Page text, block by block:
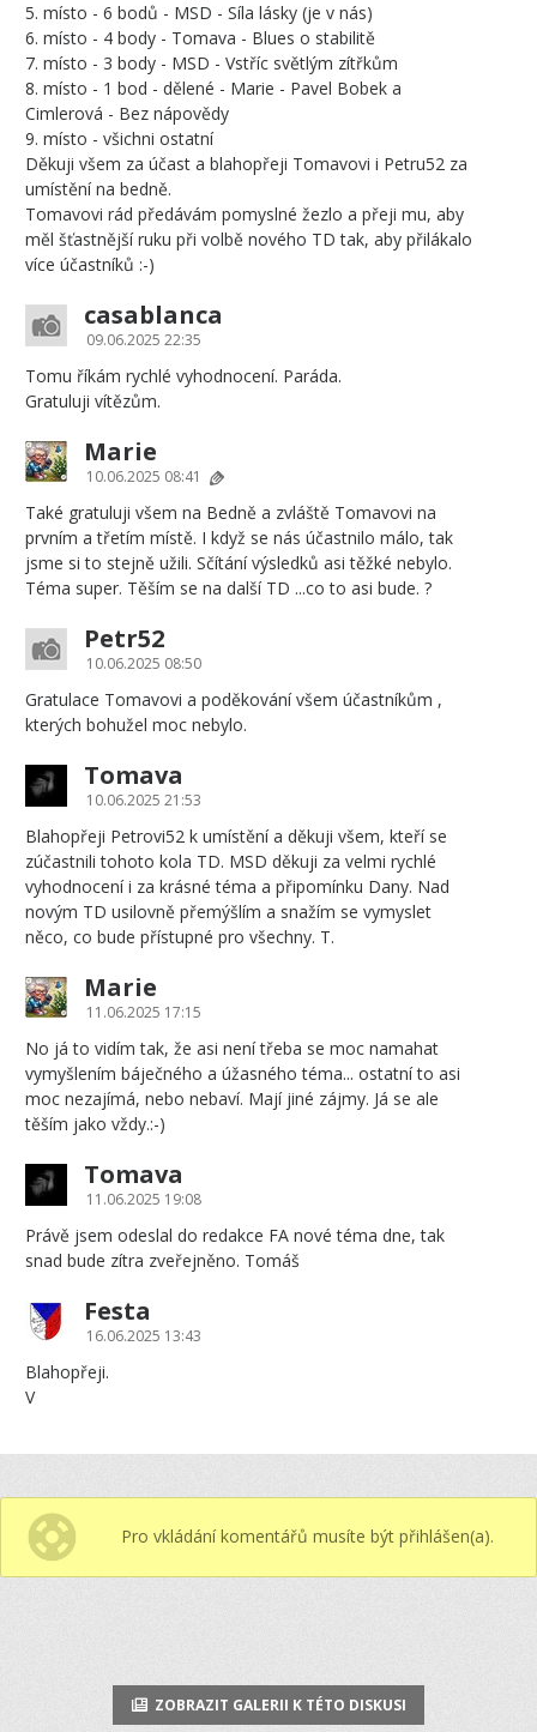
5. místo - 6 bodů - MSD - Síla lásky (je v nás)
6. místo - 4 body - Tomava - Blues o stabilitě
7. místo - 3 body - MSD - Vstříc světlým zítřkům
8. místo - 1 bod - dělené - Marie - Pavel Bobek a
Cimlerová - Bez nápovědy
9. místo - všichni ostatní
Děkuji všem za účast a blahopřeji Tomavovi i Petru52 za
umístění na bedně.
Tomavovi rád předávám pomyslné žezlo a přeji mu, aby
měl šťastnější ruku při volbě nového TD tak, aby přilákalo
více účastníků :-)
casablanca
09.06.2025 22:35
Tomu říkám rychlé vyhodnocení. Paráda.
Gratuluji vítězům.
Marie
10.06.2025 08:41
Také gratuluji všem na Bedně a zvláště Tomavovi na
prvním a třetím místě. I když se nás účastnilo málo, tak
jsme si to stejně užili. Sčítání výsledků asi těžké nebylo.
Téma super. Těším se na další TD ...co to asi bude. ?
Petr52
10.06.2025 08:50
Gratulace Tomavovi a poděkování všem účastníkům ,
kterých bohužel moc nebylo.
Tomava
10.06.2025 21:53
Blahopřeji Petrovi52 k umístění a děkuji všem, kteří se
zúčastnili tohoto kola TD. MSD děkuji za velmi rychlé
vyhodnocení i za krásné téma a připomínku Dany. Nad
novým TD usilovně přemýšlím a snažím se vymyslet
něco, co bude přístupné pro všechny. T.
Marie
11.06.2025 17:15
No já to vidím tak, že asi není třeba se moc namahat
vymyšlením báječného a úžasného téma... ostatní to asi
moc nezajímá, nebo nebaví. Mají jiné zájmy. Já se ale
těším jako vždy.:-)
Tomava
11.06.2025 19:08
Právě jsem odeslal do redakce FA nové téma dne, tak
snad bude zítra zveřejněno. Tomáš
Festa
16.06.2025 13:43
Blahopřeji.
V
Pro vkládání komentářů musíte být přihlášen(a).
ZOBRAZIT GALERII K TÉTO DISKUSI